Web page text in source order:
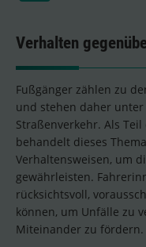
Verhalten
Fußgänger zählen zu
und stehen daher
Straßenverkehr. Als
behandelt dieses
Verhaltensweisen, um
gewährleisten.
rücksichtsvoll,
können, um Unfälle zu
Miteinander zu fördern.